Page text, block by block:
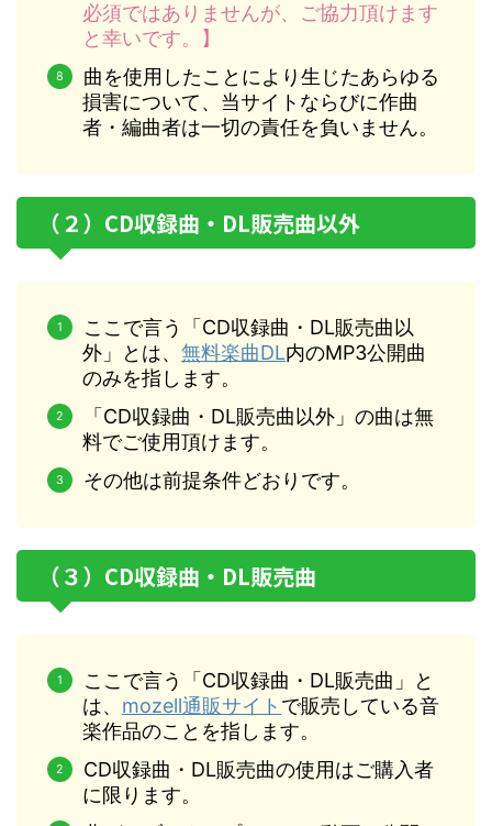
必須ではありませんが、ご協力頂けます
と幸いです。】
曲を使用したことにより生じたあらゆる
損害について、当サイトならびに作曲
者・編曲者は一切の責任を負いません。
（２）CD収録曲・DL販売曲以外
ここで言う「CD収録曲・DL販売曲以
外」とは、 無料楽曲DL内のMP3公開曲
のみを指します。
「CD収録曲・DL販売曲以外」の曲は無
料でご使用頂けます。
その他は前提条件どおりです。
（３）CD収録曲・DL販売曲
ここで言う「CD収録曲・DL販売曲」と
は、 mozell通販サイト で販売している音
楽作品のことを指します。
CD収録曲・DL販売曲の使用はご購入者
に限ります。